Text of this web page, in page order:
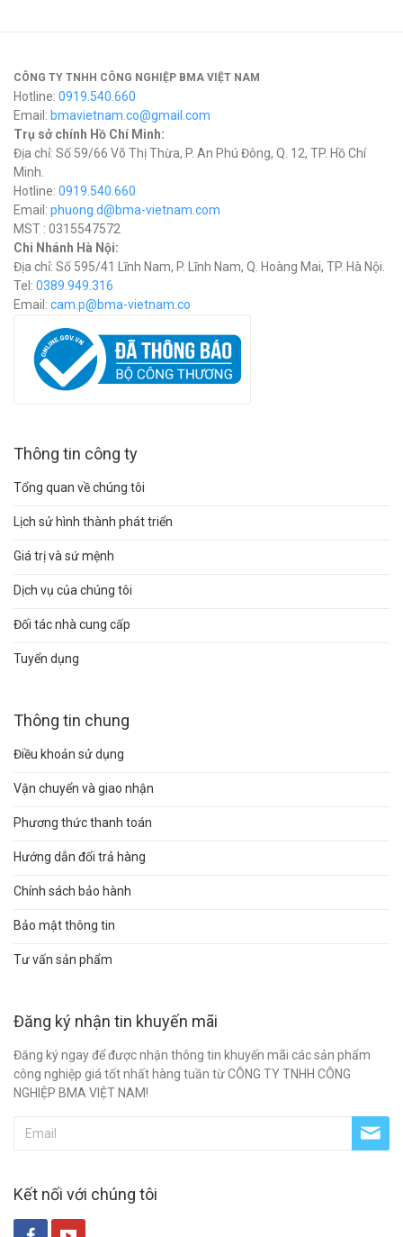
CÔNG TY TNHH CÔNG NGHIỆP BMA VIỆT NAM
Hotline: 0919.540.660
Email: bmavietnam.co@gmail.com
Trụ sở chính Hồ Chí Minh:
Địa chỉ: Số 59/66 Võ Thị Thừa, P. An Phú Đông, Q. 12, TP. Hồ Chí
Minh.
Hotline: 0919.540.660
Email: phuong.d@bma-vietnam.com
MST : 0315547572
Chi Nhánh Hà Nội:
Địa chỉ: Số 595/41 Lĩnh Nam, P. Lĩnh Nam, Q. Hoàng Mai, TP. Hà Nội.
Tel: 0389.949.316
Email: cam.p@bma-vietnam.co
Thông tin công ty
Tổng quan về chúng tôi
Lịch sử hình thành phát triển
Giá trị và sứ mệnh
Dịch vụ của chúng tôi
Đối tác nhà cung cấp
Tuyển dụng
Thông tin chung
Điều khoản sử dụng
Vận chuyển và giao nhận
Phương thức thanh toán
Hướng dẫn đổi trả hàng
Chính sách bảo hành
Bảo mật thông tin
Tư vấn sản phẩm
Đăng ký nhận tin khuyến mãi
Đăng ký ngay để được nhận thông tin khuyến mãi các sản phẩm
công nghiệp giá tốt nhất hàng tuần từ CÔNG TY TNHH CÔNG
NGHIỆP BMA VIỆT NAM!
Kết nối với chúng tôi